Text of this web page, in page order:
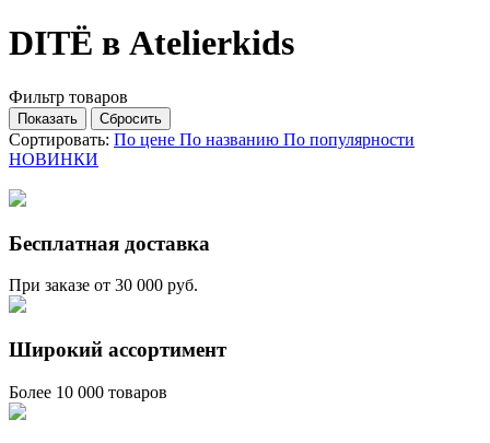
DITЁ в Atelierkids
Фильтр товаров
Сортировать: По цене По названию По популярности
НОВИНКИ
Бесплатная доставка
При заказе от 30 000 руб.
Широкий ассортимент
Более 10 000 товаров